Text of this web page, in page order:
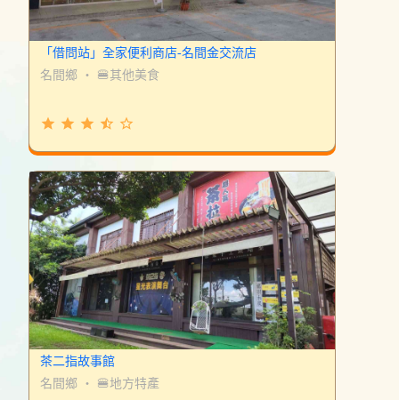
「借問站」全家便利商店-名間金交流店
名間鄉 ・ 🍔其他美食
grade grade grade star_half star_border
茶二指故事館
名間鄉 ・ 🍔地方特產